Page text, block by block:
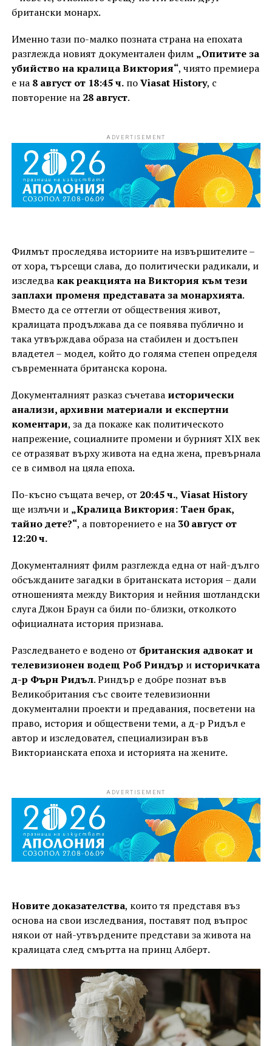
британски монарх.
Именно тази по-малко позната страна на епохата
разглежда новият документален филм „Опитите за
убийство на кралица Виктория“, чиято премиера
е на 8 август от 18:45 ч.поViasat History, с
повторение на 28 август.
ADVERTISEMENT
Филмът проследява историите на извършителите –
от хора, търсещи слава, до политически радикали, и
изследва как реакцията на Виктория към тези
заплахи променя представата за монархията.
Вместо да се оттегли от обществения живот,
кралицата продължава да се появява публично и
така утвърждава образа на стабилен и достъпен
владетел – модел, който до голяма степен определя
съвременната британска корона.
Документалният разказ съчетава исторически
анализи, архивни материали и експертни
коментари, за да покаже как политическото
напрежение, социалните промени и бурният XIX век
се отразяват върху живота на една жена, превърнала
се в символ на цяла епоха.
По-късно същата вечер, от 20:45 ч., Viasat History
ще излъчи и „Кралица Виктория: Таен брак,
тайно дете?“, а повторението е на 30 август от
12:20 ч.
Документалният филм разглежда една от най-дълго
обсъжданите загадки в британската история – дали
отношенията между Виктория и нейния шотландски
слуга Джон Браун са били по-близки, отколкото
официалната история признава.
Разследването е водено от британския адвокат и
телевизионен водещ Роб Риндър и историчката
д-р Фърн Ридъл. Риндър е добре познат във
Великобритания със своите телевизионни
документални проекти и предавания, посветени на
право, история и обществени теми, а д-р Ридъл е
автор и изследовател, специализиран във
Викторианската епоха и историята на жените.
ADVERTISEMENT
Новите доказателства, които тя представя въз
основа на свои изследвания, поставят под въпрос
някои от най-утвърдените представи за живота на
кралицата след смъртта на принц Алберт.